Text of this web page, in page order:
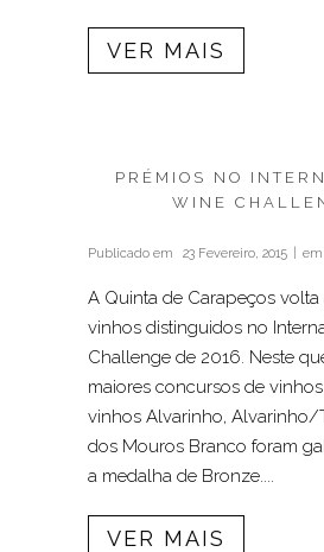
VER MAIS
PRÉMIOS NO
WINE
Publicado em 23 Fevereiro, 2015 em
A Quinta de Carapeços volta
vinhos distinguidos no
Challenge de 2016. Neste
maiores concursos de
vinhos Alvarinho, Alvarinho/
dos Mouros Branco foram
a medalha de Bronze....
VER MAIS